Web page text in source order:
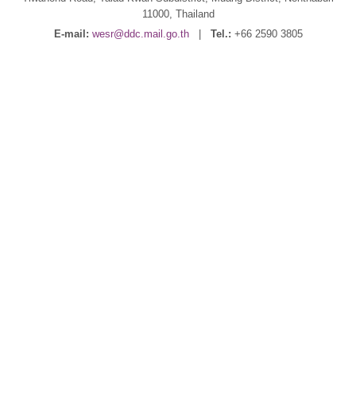
11000, Thailand
E-mail: wesr@ddc.mail.go.th| Tel.: +66 2590 3805